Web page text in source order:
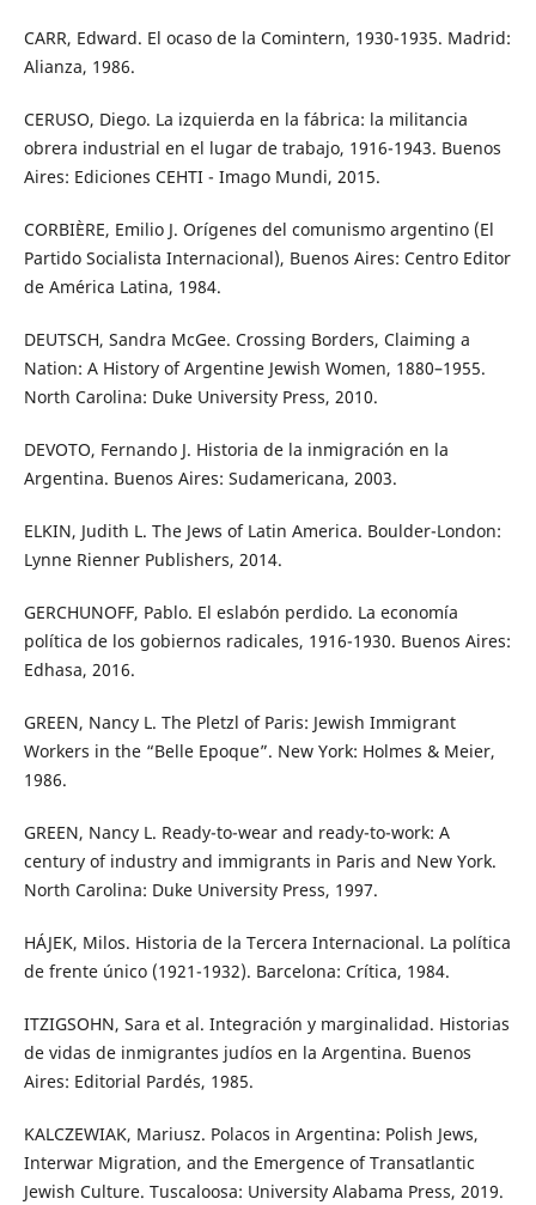
CARR, Edward. El ocaso de la Comintern, 1930-1935. Madrid:
Alianza, 1986.
CERUSO, Diego. La izquierda en la fábrica: la militancia
obrera industrial en el lugar de trabajo, 1916-1943. Buenos
Aires: Ediciones CEHTI - Imago Mundi, 2015.
CORBIÈRE, Emilio J. Orígenes del comunismo argentino (El
Partido Socialista Internacional), Buenos Aires: Centro Editor
de América Latina, 1984.
DEUTSCH, Sandra McGee. Crossing Borders, Claiming a
Nation: A History of Argentine Jewish Women, 1880–1955.
North Carolina: Duke University Press, 2010.
DEVOTO, Fernando J. Historia de la inmigración en la
Argentina. Buenos Aires: Sudamericana, 2003.
ELKIN, Judith L. The Jews of Latin America. Boulder-London:
Lynne Rienner Publishers, 2014.
GERCHUNOFF, Pablo. El eslabón perdido. La economía
política de los gobiernos radicales, 1916-1930. Buenos Aires:
Edhasa, 2016.
GREEN, Nancy L. The Pletzl of Paris: Jewish Immigrant
Workers in the “Belle Epoque”. New York: Holmes & Meier,
1986.
GREEN, Nancy L. Ready-to-wear and ready-to-work: A
century of industry and immigrants in Paris and New York.
North Carolina: Duke University Press, 1997.
HÁJEK, Milos. Historia de la Tercera Internacional. La política
de frente único (1921-1932). Barcelona: Crítica, 1984.
ITZIGSOHN, Sara et al. Integración y marginalidad. Historias
de vidas de inmigrantes judíos en la Argentina. Buenos
Aires: Editorial Pardés, 1985.
KALCZEWIAK, Mariusz. Polacos in Argentina: Polish Jews,
Interwar Migration, and the Emergence of Transatlantic
Jewish Culture. Tuscaloosa: University Alabama Press, 2019.